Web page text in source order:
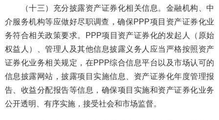
（十三）充分披露资产证券化相关信息。金融机构、中
介服务机构等应做好尽职调查，确保PPP项目资产证券化业
务符合相关政策要求。PPP项目资产证券化的发起人（原始
权益人）、管理人及其他信息披露义务人应当严格按照资产
证券化业务相关规定，在PPP综合信息平台以及市场认可的
信息披露网站，披露项目实施信息、资产证券化年度管理报
告、收益分配报告等信息，确保项目实施和资产证券化业务
公开透明、有序实施，接受社会和市场监督。